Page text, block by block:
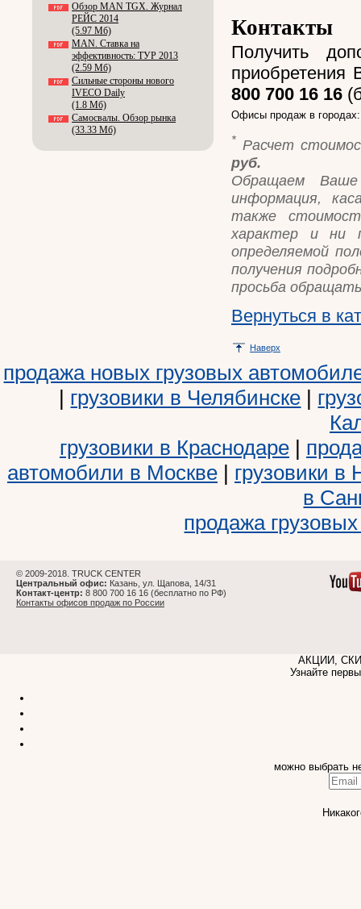
Обзор MAN TGX. Журнал
РЕЙС 2014
(5.97 Мб)
MAN. Ставка на
эффективность: ТУР 2013
(2.59 Мб)
Сильные стороны нового
IVECO Daily
(1.8 Мб)
Самосвалы. Обзор рынка
(33.33 Мб)
Контакты
Получить
800 700 16 16
Офисы продаж в
* Расчет
руб.
Обращаем
информация,
также
характер и ни
определяемой
получения
просьба
Вернуться в
Наверх
продажа новых грузовых
| грузовики в Челябинске |
грузовики в Краснодаре |
автомобили в Москве | грузовики в
в
продажа
© 2009-2018. TRUCK CENTER
Центральный офис: Казань, ул. Щапова, 14/31
Контакт-центр: 8 800 700 16 16 (бесплатно по РФ)
Контакты офисов продаж по России
АКЦИИ,
Узнайте
можно выбрать